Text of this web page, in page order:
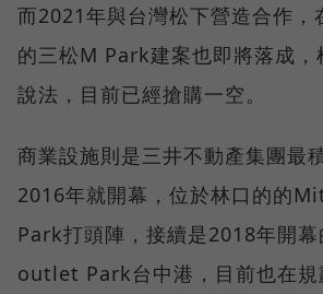
而2021年與台灣松下營造合作，
的三松M Park建案也即將落成，
說法，目前已經搶購一空。
商業設施則是三井不動產集團最
2016年就開幕，位於林口的的
Park打頭陣，接續是2018年開
outlet Park台中港，目前也在規